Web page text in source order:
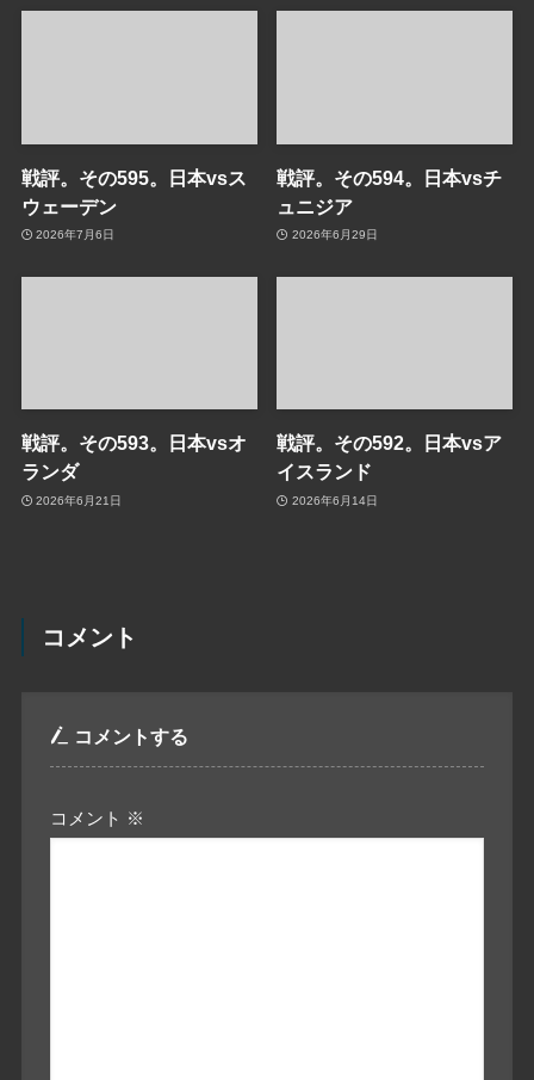
戦評。その595。日本vsス
ウェーデン
2026年7月6日
戦評。その594。日本vsチ
ュニジア
2026年6月29日
戦評。その593。日本vsオ
ランダ
2026年6月21日
戦評。その592。日本vsア
イスランド
2026年6月14日
コメント
コメントする
コメント ※